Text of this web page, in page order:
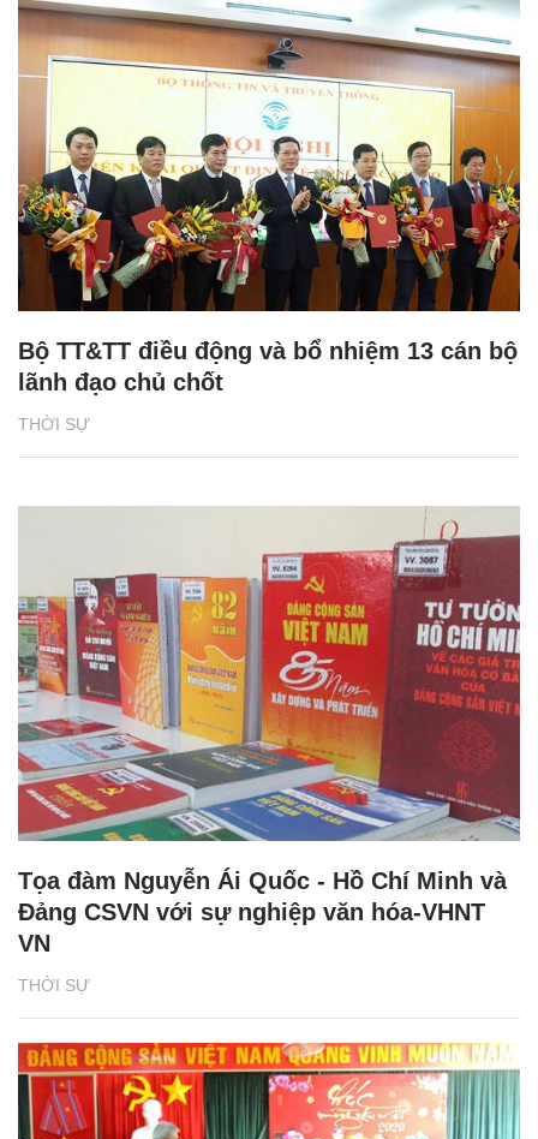
THỜI SỰ
Bộ TT&TT điều động và bổ nhiệm 13 cán bộ
lãnh đạo chủ chốt
THỜI SỰ
Tọa đàm Nguyễn Ái Quốc - Hồ Chí Minh và
Đảng CSVN với sự nghiệp văn hóa-VHNT
VN